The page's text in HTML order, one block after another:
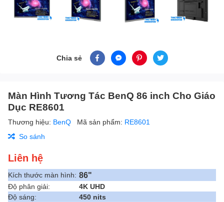
Chia sẻ
Màn Hình Tương Tác BenQ 86 inch Cho Giáo
Dục RE8601
Thương hiệu: BenQ Mã sản phẩm: RE8601
So sánh
Liên hệ
Kích thước màn hình: 86"
Độ phân giải:
4K UHD
Độ sáng:
450 nits